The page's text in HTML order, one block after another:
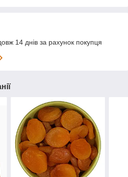
14 днів за рахунок покупця